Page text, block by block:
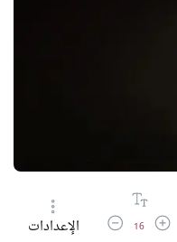
زيادة حجم الخط
16 تقليل حجم الخط
الإعدادات